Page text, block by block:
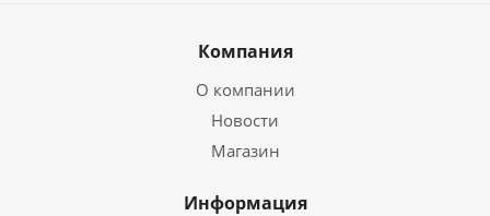
Компания
О компании
Новости
Магазин
Информация